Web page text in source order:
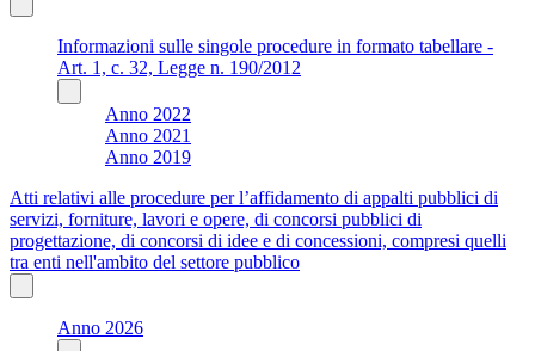
Informazioni sulle singole procedure in formato tabellare -
Art. 1, c. 32, Legge n. 190/2012
Anno 2022
Anno 2021
Anno 2019
Atti relativi alle procedure per l’affidamento di appalti pubblici di
servizi, forniture, lavori e opere, di concorsi pubblici di
progettazione, di concorsi di idee e di concessioni, compresi quelli
tra enti nell'ambito del settore pubblico
Anno 2026